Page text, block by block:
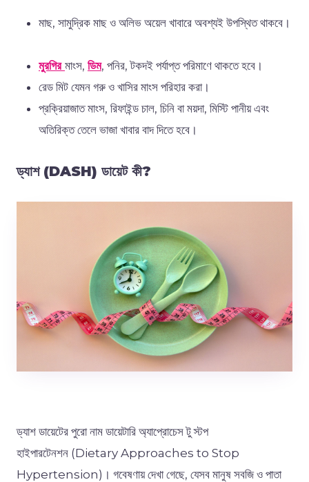
মাছ, সামুদ্রিক মাছ ও অলিভ অয়েল খাবারে অবশ্যই উপস্থিত থাকবে।
মুরগির মাংস, ডিম, পনির,টকদই পর্যাপ্ত পরিমাণে থাকতে হবে।
রেড মিট যেমন গরু ও খাসির মাংস পরিহার করা।
প্রক্রিয়াজাত মাংস, রিফাইন্ড চাল, চিনি বা ময়দা, মিস্টি পানীয় এবং
অতিরিক্ত তেলে ভাজা খাবার বাদ দিতে হবে।
ড্যাশ (DASH) ডায়েটকী?
ড্যাশ ডায়েটের পুরো নাম ডায়েটারি অ্যাপ্রোচেস টু স্টপ
হাইপারটেনশন (Dietary Approaches to Stop
Hypertension) । গবেষণায় দেখা গেছে, যেসব মানুষ সবজি ও পাতা